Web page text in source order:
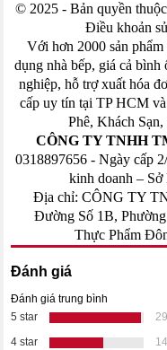
© 2025 - Bản quyền
Điều khoản
Với hơn 2000 sản
dụng nhà bếp, giá cả
nghiệp, hỗ trợ xuất hóa
cấp uy tín tại TP HCM
Phê, Khách
CÔNG TY TNHH
0318897656 - Ngày cấp
kinh doanh –
Địa chỉ: CÔNG TY
Đường Số 1B,
Thực Phẩm
Đánh giá
Đánh giá trung bình
5 star
29
4 star
14